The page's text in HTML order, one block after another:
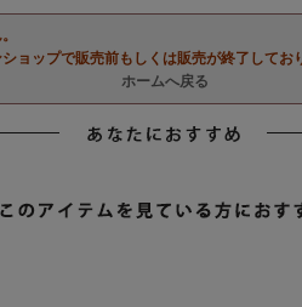
ョップで販売前もしくは販売が終了してお
ホームへ戻る